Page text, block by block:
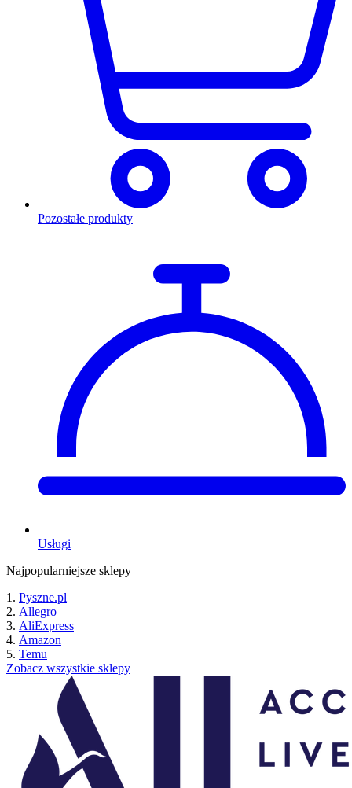
Pozostałe produkty
Usługi
Najpopularniejsze sklepy
Pyszne.pl
Allegro
AliExpress
Amazon
Temu
Zobacz wszystkie sklepy